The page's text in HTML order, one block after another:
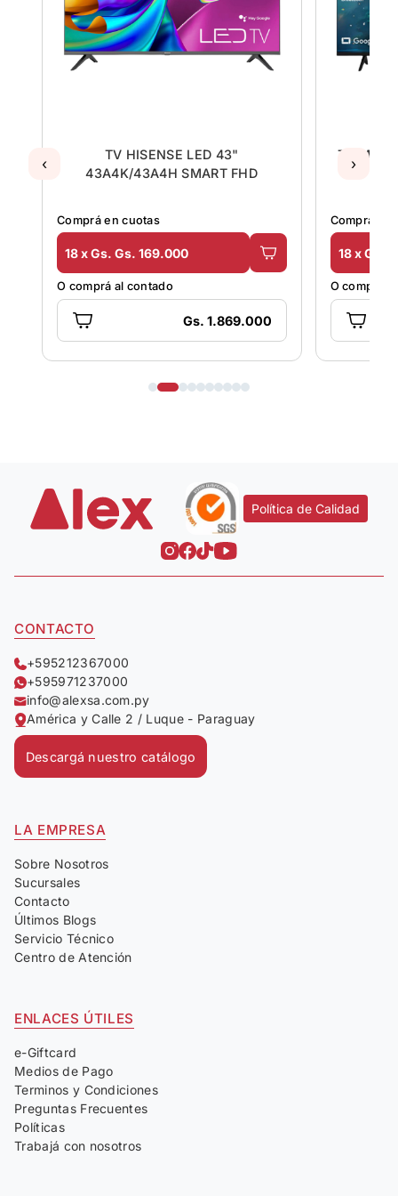
TV HISENSE LED 43"
43A4K/43A4H SMART FHD
Comprá en cuotas
18 x Gs. Gs. 169.000
O comprá al contado
Gs. 1.869.000
TV
Comprá en
18 x Gs.
O comprá
‹ ›
Política de Calidad
CONTACTO
+595212367000
+595971237000
info@alexsa.com.py
América y Calle 2 / Luque - Paraguay
Descargá nuestro catálogo
LA EMPRESA
Sobre Nosotros
Sucursales
Contacto
Últimos Blogs
Servicio Técnico
Centro de Atención
ENLACES ÚTILES
e-Giftcard
Medios de Pago
Terminos y Condiciones
Preguntas Frecuentes
Políticas
Trabajá con nosotros